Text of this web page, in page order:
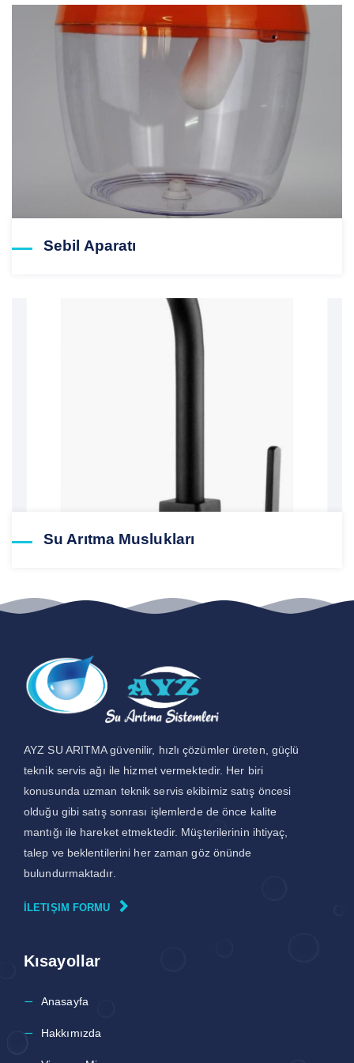
Sebil Aparatı
Su Arıtma Muslukları
AYZ SU ARITMA güvenilir, hızlı çözümler üreten, güçlü
teknik servis ağı ile hizmet vermektedir. Her biri
konusunda uzman teknik servis ekibimiz satış öncesi
olduğu gibi satış sonrası işlemlerde de önce kalite
mantığı ile hareket etmektedir. Müşterilerinin ihtiyaç,
talep ve beklentilerini her zaman göz önünde
bulundurmaktadır.
İLETIŞIM FORMU
Kısayollar
Anasayfa
Hakkımızda